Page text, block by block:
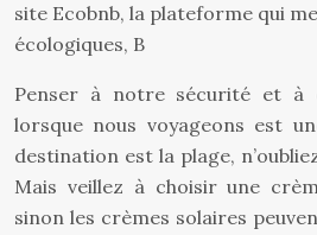
site Ecobnb, la plateforme qui
écologiques, B
Penser à notre sécurité et à
lorsque nous voyageons est
destination est la plage,
Mais veillez à choisir une
sinon les crèmes solaires